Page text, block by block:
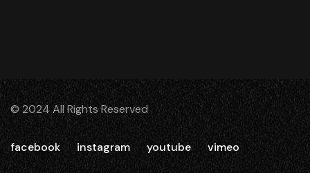
© 2024 All Rights Reserved
facebook instagram youtube vimeo